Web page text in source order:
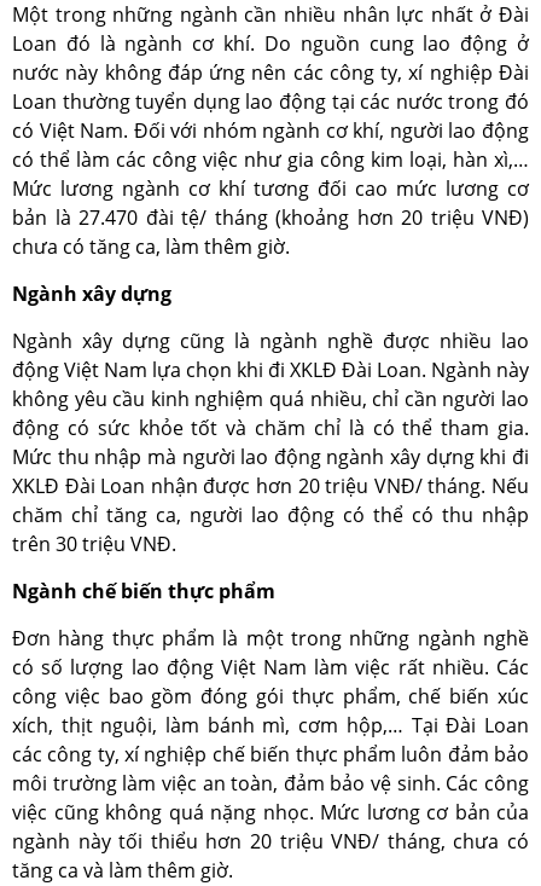
Một trong những ngành cần nhiều nhân lực nhất ở Đài
Loan đó là ngành cơ khí. Do nguồn cung lao động ở
nước này không đáp ứng nên các công ty, xí nghiệp Đài
Loan thường tuyển dụng lao động tại các nước trong đó
có Việt Nam. Đối với nhóm ngành cơ khí, người lao động
có thể làm các công việc như gia công kim loại, hàn xì,…
Mức lương ngành cơ khí tương đối cao mức lương cơ
bản là 27.470 đài tệ/ tháng (khoảng hơn 20 triệu VNĐ)
chưa có tăng ca, làm thêm giờ.
Ngành xây dựng
Ngành xây dựng cũng là ngành nghề được nhiều lao
động Việt Nam lựa chọn khi đi XKLĐ Đài Loan. Ngành này
không yêu cầu kinh nghiệm quá nhiều, chỉ cần người lao
động có sức khỏe tốt và chăm chỉ là có thể tham gia.
Mức thu nhập mà người lao động ngành xây dựng khi đi
XKLĐ Đài Loan nhận được hơn 20 triệu VNĐ/ tháng. Nếu
chăm chỉ tăng ca, người lao động có thể có thu nhập
trên 30 triệu VNĐ.
Ngành chế biến thực phẩm
Đơn hàng thực phẩm là một trong những ngành nghề
có số lượng lao động Việt Nam làm việc rất nhiều. Các
công việc bao gồm đóng gói thực phẩm, chế biến xúc
xích, thịt nguội, làm bánh mì, cơm hộp,… Tại Đài Loan
các công ty, xí nghiệp chế biến thực phẩm luôn đảm bảo
môi trường làm việc an toàn, đảm bảo vệ sinh. Các công
việc cũng không quá nặng nhọc. Mức lương cơ bản của
ngành này tối thiểu hơn 20 triệu VNĐ/ tháng, chưa có
tăng ca và làm thêm giờ.